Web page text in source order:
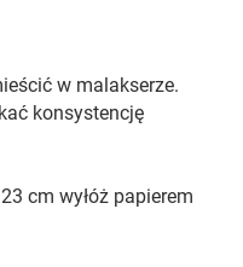
w malakserze.
konsystencję
cm wyłóż papierem